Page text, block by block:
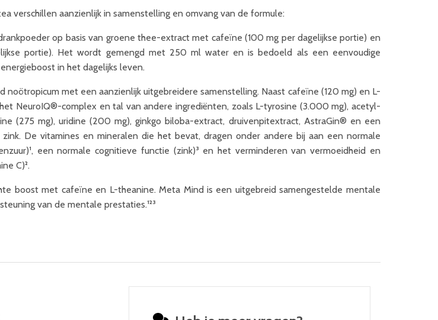
verschillen aanzienlijk in samenstelling en omvang van de formule:
op basis van groene thee-extract met cafeïne (100 mg per dagelijkse portie) en
portie). Het wordt gemengd met 250 ml water en is bedoeld als een eenvoudige
in het dagelijks leven.
noötropicum met een aanzienlijk uitgebreidere samenstelling. Naast cafeïne (120 mg) en L-
NeuroIQ®-complex en tal van andere ingrediënten, zoals L-tyrosine (3.000 mg), acetyl-
(275 mg), uridine (200 mg), ginkgo biloba-extract, druivenpitextract, AstraGin® en een
De vitamines en mineralen die het bevat, dragen onder andere bij aan een normale
een normale cognitieve functie (zink)³ en het verminderen van vermoeidheid en
C)².
boost met cafeïne en L-theanine. Meta Mind is een uitgebreid samengestelde mentale
van de mentale prestaties.¹²³